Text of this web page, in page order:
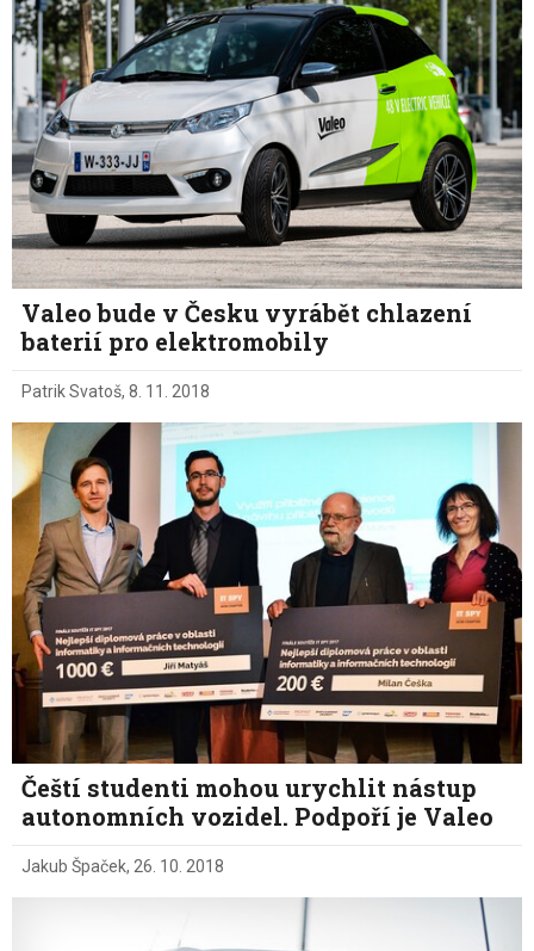
Valeo bude v Česku vyrábět chlazení
baterií pro elektromobily
Patrik Svatoš, 8. 11. 2018
Čeští studenti mohou urychlit nástup
autonomních vozidel. Podpoří je Valeo
Jakub Špaček, 26. 10. 2018